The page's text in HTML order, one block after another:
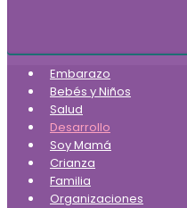
Embarazo
Bebés y Niños
Salud
Desarrollo
Soy Mamá
Crianza
Familia
Organizaciones